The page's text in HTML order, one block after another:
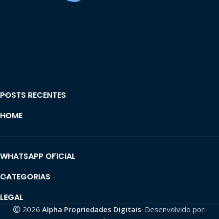
POSTS RECENTES
HOME
WHATSAPP OFICIAL
CATEGORIAS
LEGAL
2026 Alpha Propriedades Digitais. Desenvolvido por: